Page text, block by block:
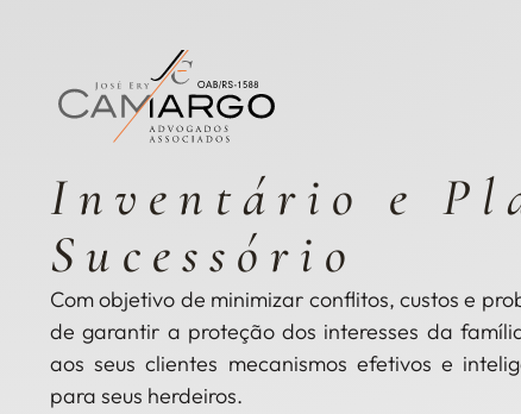
Inventário e
Sucessório
Com objetivo de minimizar conflitos, custos e
de garantir a proteção dos interesses da
aos seus clientes mecanismos efetivos e
para seus herdeiros.